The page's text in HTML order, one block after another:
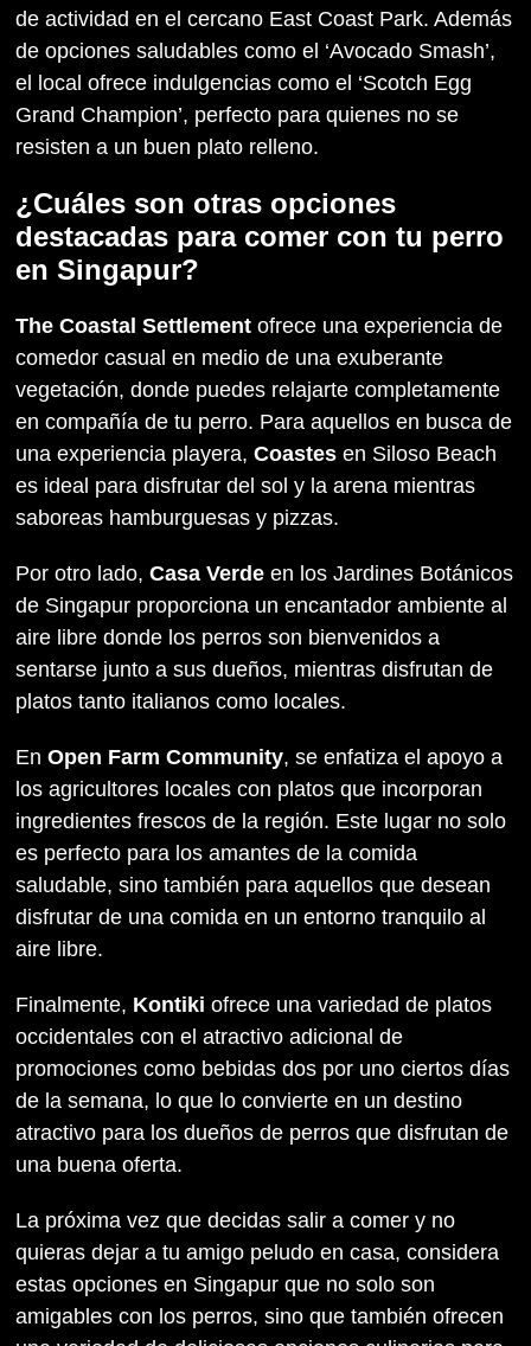
de actividad en el cercano East Coast Park. Además
de opciones saludables como el ‘Avocado Smash’,
el local ofrece indulgencias como el ‘Scotch Egg
Grand Champion’, perfecto para quienes no se
resisten a un buen plato relleno.
¿Cuáles son otras opciones
destacadas para comer con tu perro
en Singapur?
The Coastal Settlement ofrece una experiencia de
comedor casual en medio de una exuberante
vegetación, donde puedes relajarte completamente
en compañía de tu perro. Para aquellos en busca de
una experiencia playera,Coastes en Siloso Beach
es ideal para disfrutar del sol y la arena mientras
saboreas hamburguesas y pizzas.
Por otro lado,Casa Verde en los Jardines Botánicos
de Singapur proporciona un encantador ambiente al
aire libre donde los perros son bienvenidos a
sentarse junto a sus dueños, mientras disfrutan de
platos tanto italianos como locales.
EnOpen Farm Community, se enfatiza el apoyo a
los agricultores locales con platos que incorporan
ingredientes frescos de la región. Este lugar no solo
es perfecto para los amantes de la comida
saludable, sino también para aquellos que desean
disfrutar de una comida en un entorno tranquilo al
aire libre.
Finalmente, Kontiki ofrece una variedad de platos
occidentales con el atractivo adicional de
promociones como bebidas dos por uno ciertos días
de la semana, lo que lo convierte en un destino
atractivo para los dueños de perros que disfrutan de
una buena oferta.
La próxima vez que decidas salir a comer y no
quieras dejar a tu amigo peludo en casa, considera
estas opciones en Singapur que no solo son
amigables con los perros, sino que también ofrecen